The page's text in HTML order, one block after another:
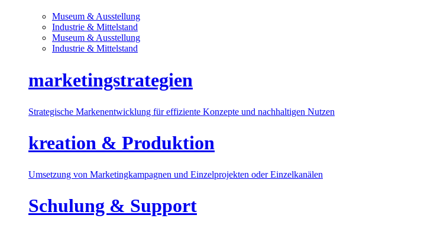
Museum & Ausstellung
Industrie & Mittelstand
Museum & Ausstellung
Industrie & Mittelstand
marketingstrategien
Strategische Markenentwicklung für effiziente Konzepte und nachhaltigen Nutzen
kreation & Produktion
Umsetzung von Marketingkampagnen und Einzelprojekten oder Einzelkanälen
Schulung & Support